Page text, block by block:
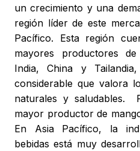
un crecimiento y una
región líder de este
Pacífico. Esta región
mayores productores
India, China y
considerable que valora
naturales y saludables.
mayor productor de
En Asia Pacífico, la
bebidas está muy